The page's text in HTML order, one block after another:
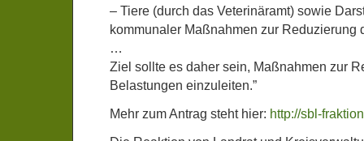
– Tiere (durch das Veterinäramt) sowie
kommunaler Maßnahmen zur Reduzierung
…
Ziel sollte es daher sein, Maßnahmen zur
Belastungen einzuleiten.”
Mehr zum Antrag steht hier: http://sbl-